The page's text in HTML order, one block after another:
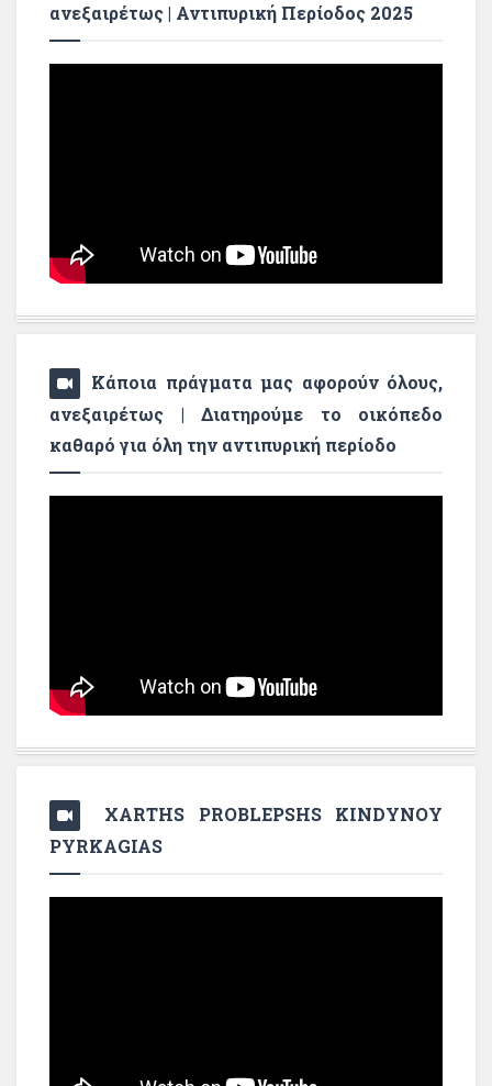
ανεξαιρέτως | Αντιπυρική Περίοδος 2025
Κάποια πράγματα μας αφορούν όλους,
ανεξαιρέτως | Διατηρούμε το οικόπεδο
καθαρό για όλη την αντιπυρική περίοδο
XARTHS PROBLEPSHS KINDYNOY
PYRKAGIAS